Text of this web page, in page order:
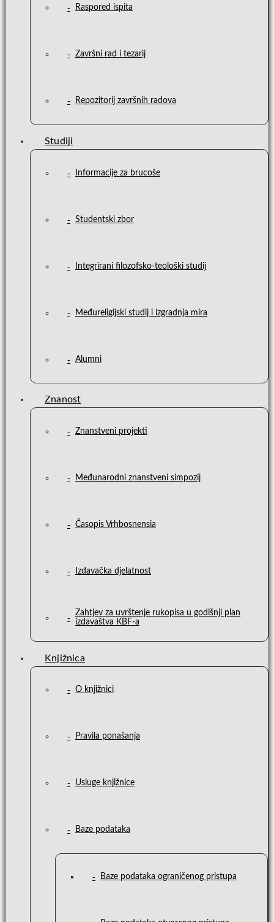
Raspored ispita
Završni rad i tezarij
Repozitorij završnih radova
Studiji
Informacije za brucoše
Studentski zbor
Integrirani filozofsko-teološki studij
Međureligijski studij i izgradnja mira
Alumni
Znanost
Znanstveni projekti
Međunarodni znanstveni simpozij
Časopis Vrhbosnensia
Izdavačka djelatnost
Zahtjev za uvrštenje rukopisa u godišnji plan
izdavaštva KBF-a
Knjižnica
O knjižnici
Pravila ponašanja
Usluge knjižnice
Baze podataka
Baze podataka ograničenog pristupa